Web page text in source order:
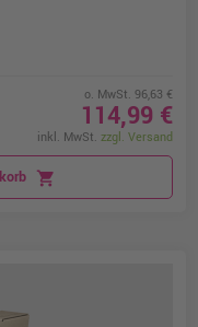
o. MwSt. 96,63 €
114,99 €
inkl. MwSt. zzgl. Versand
shopping_cart